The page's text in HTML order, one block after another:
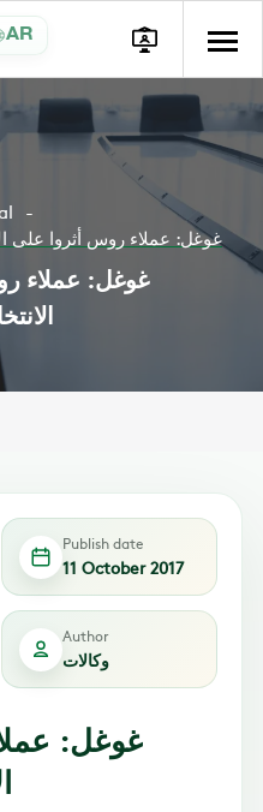
AR
غوغل: عملاء روس أثروا على
غوغل: عملاء
Publish date
11 October 2017
Author
وكالات
غوغل: